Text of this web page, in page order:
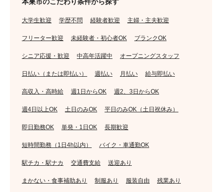
本巣市のこだわり条件から探す
大学生歓迎 学歴不問 経験者歓迎 主婦・主夫歓迎
フリーター歓迎 未経験者・初心者OK ブランクOK
シニア応援・歓迎 中高年活躍中 オープニングスタッフ
日払い（または即払い） 週払い 月払い 給与即払い
高収入・高時給 週1日からOK 週2、3日からOK
週4日以上OK 土日のみOK 平日のみOK（土日祝休み）
即日勤務OK 単発・1日OK 長期歓迎
短時間勤務（1日4h以内） バイク・車通勤OK
駅チカ・駅ナカ 交通費支給 送迎あり
まかない・食事補助あり 制服あり 服装自由 残業あり